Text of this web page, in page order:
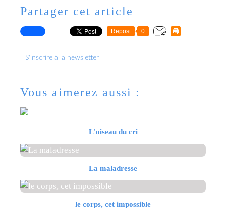
Partager cet article
Repost 0
S'inscrire à la newsletter
Vous aimerez aussi :
L'oiseau du cri
La maladresse
le corps, cet impossible